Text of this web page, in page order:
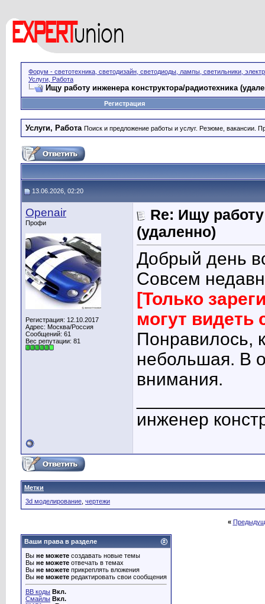
Форум - светотехника, светодизайн, светодиоды, лампы, светильники,
Услуги, Работа
Ищу работу инженера конструктора/радиотехника
Регистрация
Услуги, Работа Поиск и предложение работы и услуг. Резюме, вакансии.
13.06.2026, 02:20
Openair
Профи
Регистрация: 12.10.2017
Адрес: Москва/Россия
Сообщений: 61
Вес репутации: 81
Re: Ищу
(удаленно)
Добрый день
Совсем
[Только
могут
Понравилось,
небольшая. В
внимания.
инженер
Метки
3d моделирование чертежи
«
Ваши права в разделе
Вы не можете создавать новые темы
Вы не можете отвечать в темах
Вы не можете прикреплять вложения
Вы не можете редактировать свои сообщения
BB коды Вкл.
Смайлы Вкл.